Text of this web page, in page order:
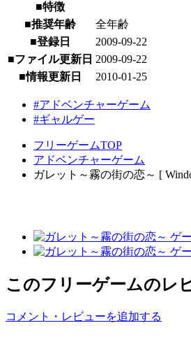
■特徴
■推奨年齢
全年齢
■登録日
2009-09-22
■ファイル更新日 2009-09-22
■情報更新日
2010-01-25
#アドベンチャーゲーム
#ギャルゲー
フリーゲームTOP
アドベンチャーゲーム
ガレット～霧の街の恋～ [
このフリーゲームのレ
コメント・レビューを追加する